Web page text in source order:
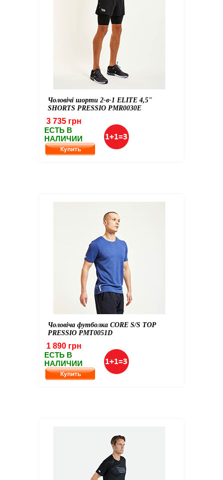
Чоловічі шорти 2-в-1 ELITE 4,5"
SHORTS PRESSIO PMR0030E
3 735 грн
ЕСТЬ В
НАЛИЧИИ
Чоловіча футболка CORE S/S TOP
PRESSIO PMT0051D
1 890 грн
ЕСТЬ В
НАЛИЧИИ